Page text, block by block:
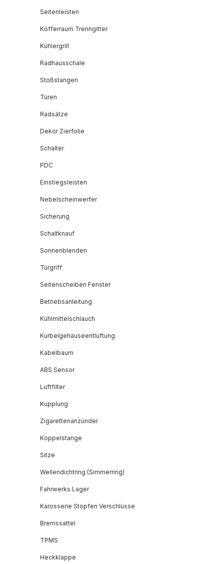
Seitenleisten
Kofferraum Trenngitter
Kühlergrill
Radhausschale
Stoßstangen
Türen
Radsätze
Dekor Zierfolie
Schalter
PDC
Einstiegsleisten
Nebelscheinwerfer
Sicherung
Schaltknauf
Sonnenblenden
Türgriff
Seitenscheiben Fenster
Betriebsanleitung
Kühlmittelschlauch
Kurbelgehäuseentlüftung
Kabelbaum
ABS Sensor
Luftfilter
Kupplung
Zigarettenanzünder
Koppelstange
Sitze
Wellendichtring (Simmerring)
Fahrwerks Lager
Karosserie Stopfen Verschlüsse
Bremssattel
TPMS
Heckklappe